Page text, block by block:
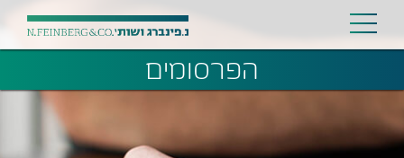
הפרסומים